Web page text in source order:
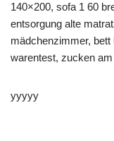
140×200, sofa 1 60
entsorgung alte
mädchenzimmer,
warentest, zucken
yyyyy